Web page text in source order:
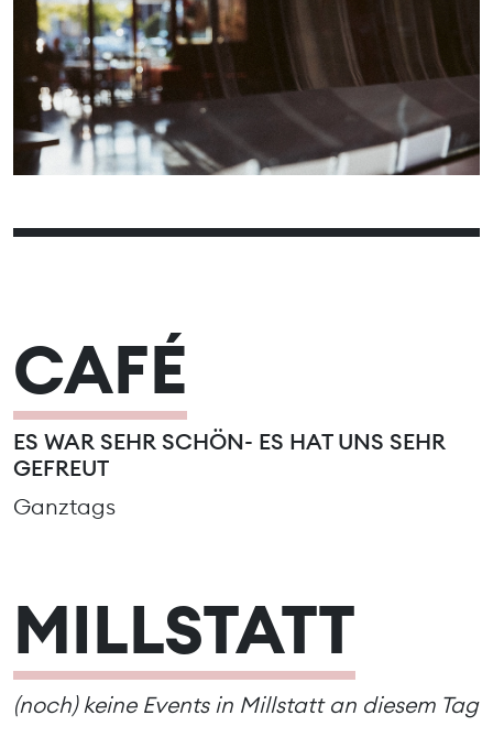
01
02
03 04 05 06 07
08
09
10 13 14
15
16
17 18 19 20 21
22
CAFÉ
ES WAR SEHR SCHÖN- ES HAT UNS SEHR
GEFREUT
Ganztags
MILLSTATT
(noch) keine Events in Millstatt an diesem Tag